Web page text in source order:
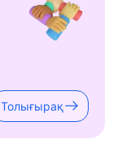
Толығырақ